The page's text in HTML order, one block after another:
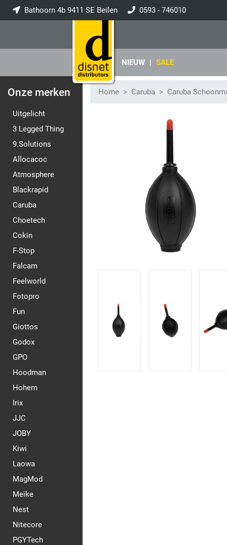
Bathoorn 4b 9411 SE Beilen 0593 - 746010
NIEUW | SALE
Onze merken
Uitgelicht
3 Legged Thing
9.Solutions
Allocacoc
Atmosphere
Blackrapid
Caruba
Choetech
Cokin
F-Stop
Falcam
Feelworld
Fotopro
Fun
Giottos
Godox
GPO
Hoodman
Hohem
Irix
JJC
JOBY
Kiwi
Laowa
MagMod
Meike
Nest
Nitecore
PGYTech
Home Caruba Caruba